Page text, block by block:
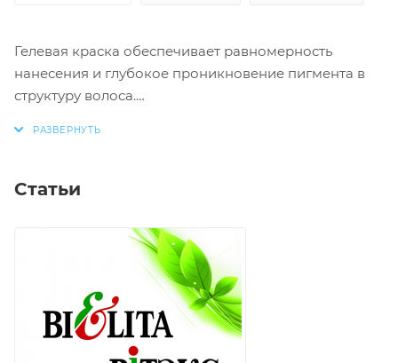
Гелевая краска обеспечивает равномерность
нанесения и глубокое проникновение пигмента в
структуру волоса.
+ максимальная защита волос от повреждений
Активные компоненты:
Масло оливы: питает и защищает, помогая
сохранить естественную мягкость волос
Статьи